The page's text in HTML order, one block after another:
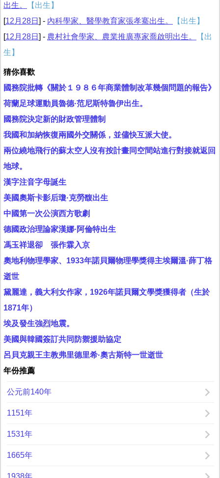
出生。
【出生】
[12月28日 ] - 內科學家、醫學教育家張孝騫出生。
【出生】
[12月28日 ] - 農村社會學家、農業推廣專家喬啟明出生。
【出
生】
猜你喜歡
國務院批轉《關於１９８６年商業體制改革幾個問題的報告》
荷蘭足球運動員魯德·范尼斯特魯伊出生。
國務院決定新的財政管理體制
我國和加納恢復兩國外交關係，並儘快互派大使。
兩位繞地飛行的蘇太空人沒有按計畫同空間站進行對接就返回
地球。
漢字注音字母誕生
美國奧斯卡影后瓊·克勞馥出生
中國第一次公演西方歌劇
德國政治理論家漢娜·阿倫特出生
馮玉祥退卻 張作霖入京
奧地利物理學家、1933年諾貝爾物理學獎得主埃爾溫·薛丁格
逝世
黛麗達，義大利女作家，1926年諾貝爾文學獎獲得者（生於
1871年）
埃及發生強烈地震。
美國與韓國簽訂共同防禦援助協定
呂貝克親王主教弗里德里希·奧古斯特一世逝世
年份推薦
公元前140年
1151年
1531年
1665年
1938年